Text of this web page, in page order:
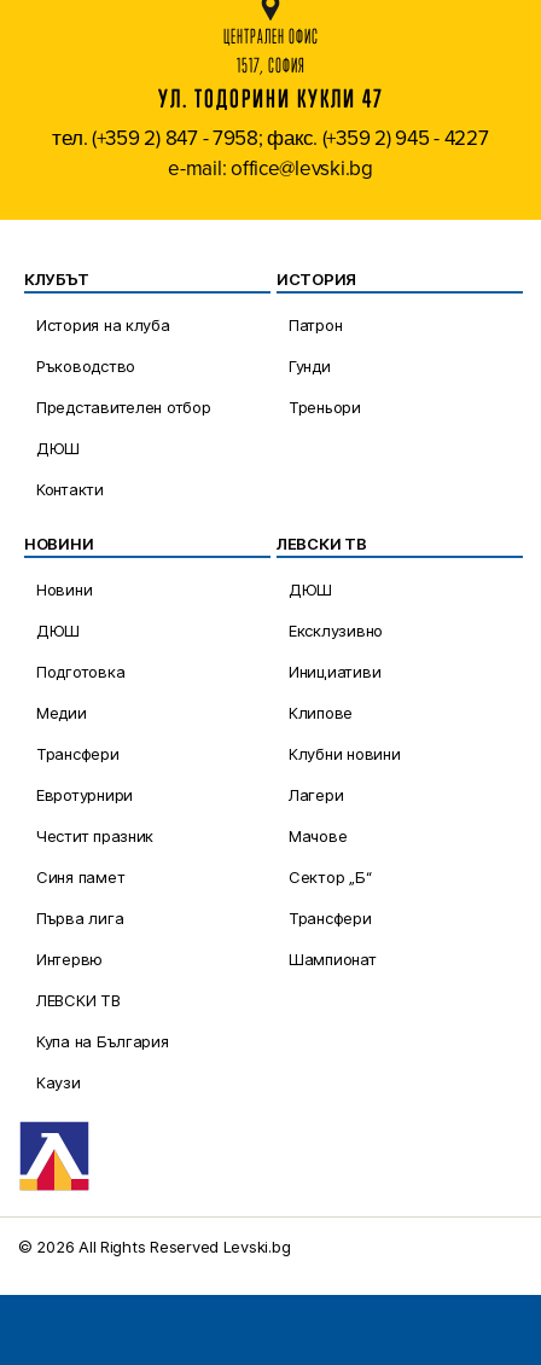
ЦЕНТРАЛЕН ОФИС
1517, СОФИЯ
УЛ. ТОДОРИНИ КУКЛИ 47
тел. (+359 2) 847 - 7958; факс. (+359 2) 945 - 4227
e-mail: office@levski.bg
КЛУБЪТ
История на клуба
Ръководство
Представителен отбор
ДЮШ
Контакти
ИСТОРИЯ
Патрон
Гунди
Треньори
НОВИНИ
Новини
ДЮШ
Подготовка
Медии
Трансфери
Евротурнири
Честит празник
Синя памет
Първа лига
Интервю
ЛЕВСКИ ТВ
Купа на България
Каузи
ЛЕВСКИ ТВ
ДЮШ
Ексклузивно
Инициативи
Клипове
Клубни новини
Лагери
Мачове
Сектор „Б“
Трансфери
Шампионат
© 2026 All Rights Reserved Levski.bg